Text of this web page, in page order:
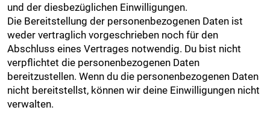
und der diesbezüglichen Einwilligungen.
Die Bereitstellung der personenbezogenen Daten ist
weder vertraglich vorgeschrieben noch für den
Abschluss eines Vertrages notwendig. Du bist nicht
verpflichtet die personenbezogenen Daten
bereitzustellen. Wenn du die personenbezogenen Daten
nicht bereitstellst, können wir deine Einwilligungen nicht
verwalten.